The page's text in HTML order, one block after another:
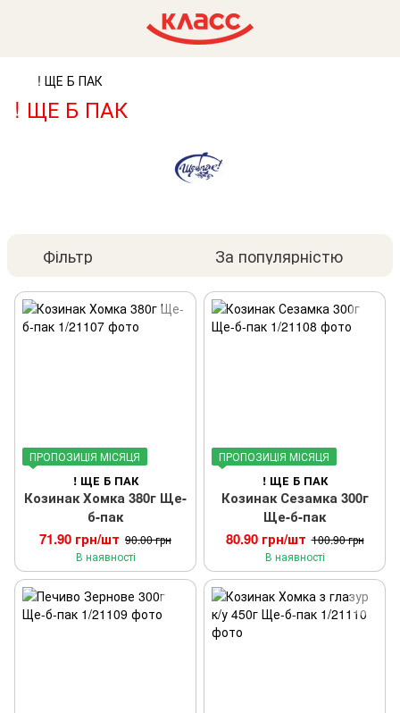
! ЩЕ Б ПАК
! ЩЕ Б ПАК
Фільтр За популярністю
ПРОПОЗИЦІЯ МІСЯЦЯ
! ЩЕ Б ПАК
Козинак Хомка 380г Ще-
б-пак
71.90 грн/шт 90.00 грн
В наявності
ПРОПОЗИЦІЯ МІСЯЦЯ
! ЩЕ Б ПАК
Козинак Сезамка 300г
Ще-б-пак
80.90 грн/шт 100.90 грн
В наявності